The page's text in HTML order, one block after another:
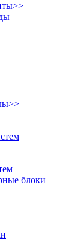
>>
>>
блоки